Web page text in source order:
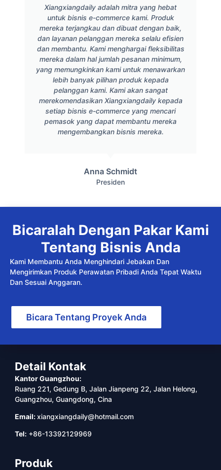
Xiangxiangdaily adalah mitra yang hebat
untuk bisnis e-commerce kami. Produk
mereka terjangkau dan dibuat dengan baik,
dan layanan pelanggan mereka selalu efisien
dan membantu. Kami menghargai fleksibilitas
mereka dalam hal jumlah pesanan minimum,
yang memungkinkan kami untuk menawarkan
lebih banyak pilihan produk kepada
pelanggan kami. Kami akan sangat
merekomendasikan Xiangxiangdaily kepada
setiap bisnis e-commerce yang mencari
pemasok yang dapat membantu mereka
mengembangkan bisnis mereka.
Anna Schmidt
Presiden
Bicaralah Dengan Pakar Kami
Tentang Bisnis Anda
Kami Membantu Anda Menghindari Jebakan Dan
Mengirimkan Produk Perawatan Pribadi Anda Tepat Waktu
Dan Sesuai Anggaran.
Bicara Tentang Proyek Anda
Detail Kontak
Kantor Guangzhou:
Ruang 221, Gedung B, Jalan Jianpeng 22, Jalan Helong,
Guangzhou, Guangdong, Cina
Email:xiangxiangdaily@hotmail.com
Tel: +86-13392129969
Produk